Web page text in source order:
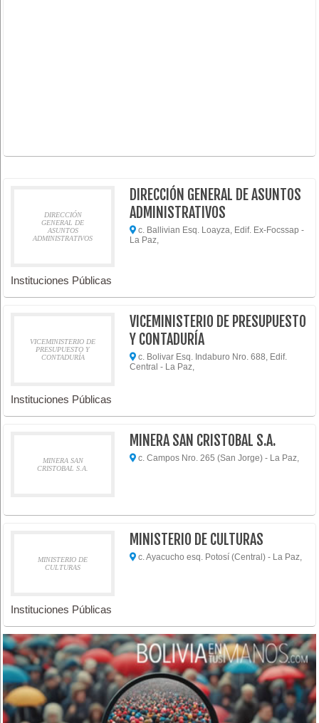
DIRECCIÓN
GENERAL DE
ASUNTOS
ADMINISTRATIVOS
DIRECCIÓN GENERAL DE ASUNTOS
ADMINISTRATIVOS
c. Ballivian Esq. Loayza, Edif. Ex-Focssap -
La Paz,
Instituciones Públicas
VICEMINISTERIO DE
PRESUPUESTO Y
CONTADURÍA
VICEMINISTERIO DE PRESUPUESTO
Y CONTADURÍA
c. Bolivar Esq. Indaburo Nro. 688, Edif.
Central - La Paz,
Instituciones Públicas
MINERA SAN
CRISTOBAL S.A.
MINERA SAN CRISTOBAL S.A.
c. Campos Nro. 265 (San Jorge) - La Paz,
MINISTERIO DE
CULTURAS
MINISTERIO DE CULTURAS
c. Ayacucho esq. Potosí (Central) - La Paz,
Instituciones Públicas